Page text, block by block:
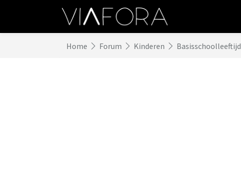
Home Forum Kinderen Basisschoolleeftijd